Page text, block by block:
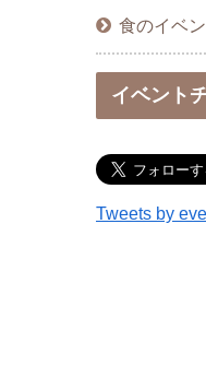
食のイベン
イベント
Tweets by